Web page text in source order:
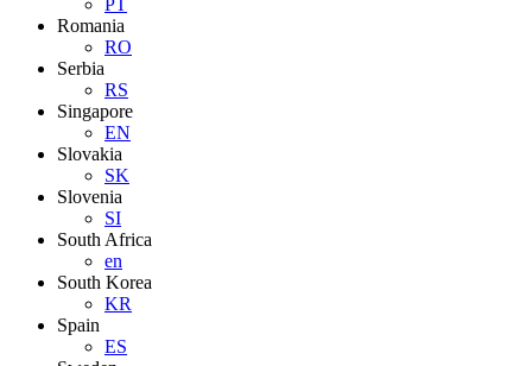
PT
Romania
RO
Serbia
RS
Singapore
EN
Slovakia
SK
Slovenia
SI
South Africa
en
South Korea
KR
Spain
ES